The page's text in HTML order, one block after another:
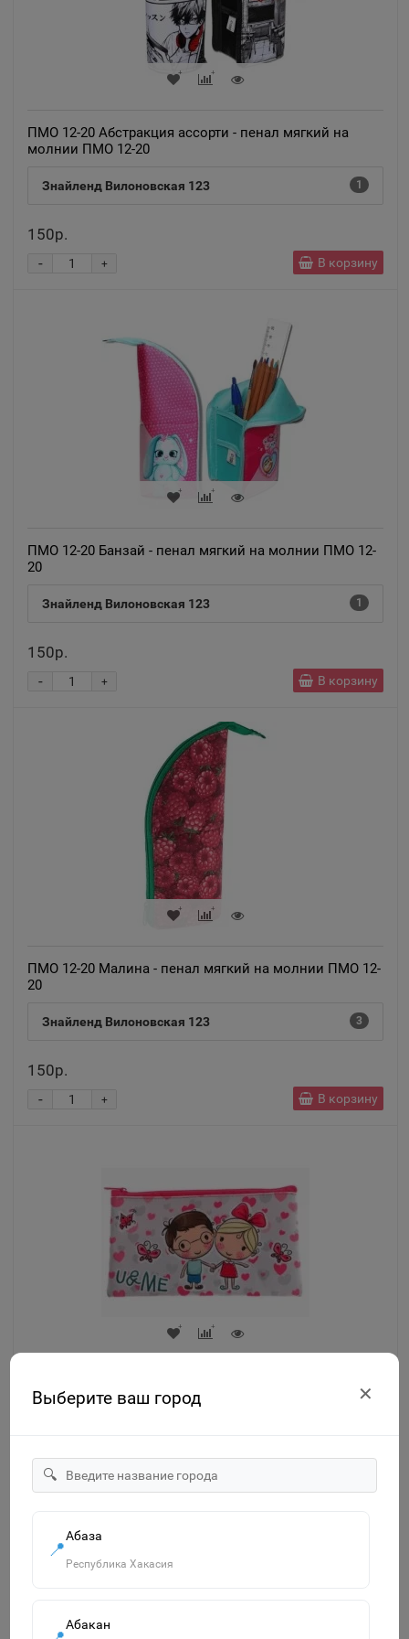
Выберите ваш город ✕
🔍
📍
Абаза
Республика Хакасия
Абакан
ПМО 12-20 Абстракция ассорти - пенал мягкий на
молнии ПМО 12-20
Знайленд Вилоновская 123 1
150р.
+
- В корзину
ПМО 12-20 Банзай - пенал мягкий на молнии ПМО 12-
20
Знайленд Вилоновская 123 1
150р.
+
- В корзину
ПМО 12-20 Малина - пенал мягкий на молнии ПМО 12-
20
Знайленд Вилоновская 123 3
150р.
+
- В корзину
150р.